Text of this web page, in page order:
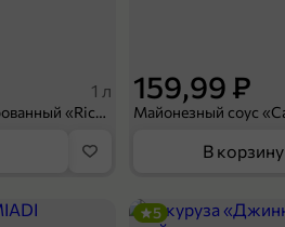
1 л
Напиток сильногазированный «Rich» Биттер Лемон, 1 л
159,99 ₽
В корзину
5